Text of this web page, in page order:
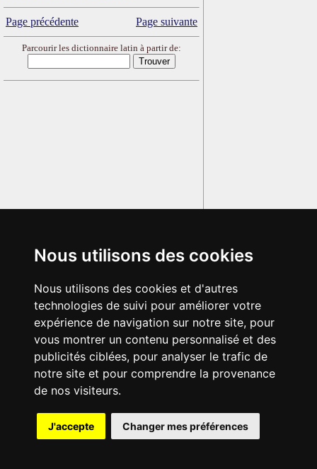
Nous utilisons des cookies
Nous utilisons des cookies et d'autres
technologies de suivi pour améliorer votre
expérience de navigation sur notre site, pour
vous montrer un contenu personnalisé et des
publicités ciblées, pour analyser le trafic de
notre site et pour comprendre la provenance
de nos visiteurs.
J'accepte Changer mes préférences
Page précédente Page suivante
Parcourir les dictionnaire latin à partir de:
© 2003-2029 - Tous droits réservés - Olivetti Media Communication